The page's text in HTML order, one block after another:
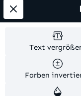
Info
Alle Preise
Text
Farben